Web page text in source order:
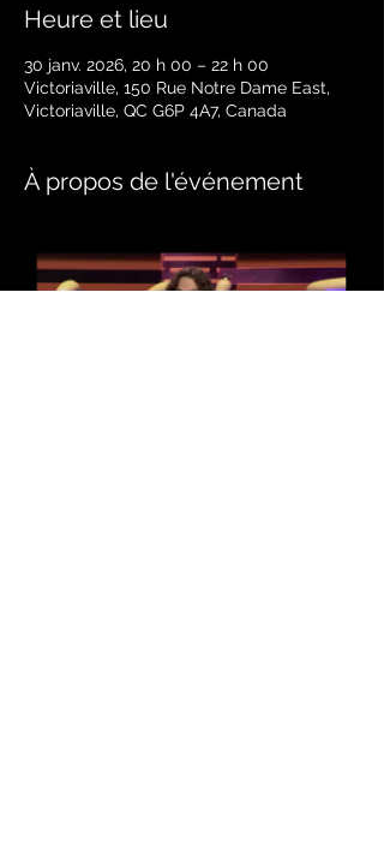
Heure et lieu
30 janv. 2026, 20 h 00 – 22 h 00
Victoriaville, 150 Rue Notre Dame East,
Victoriaville, QC G6P 4A7, Canada
À propos de l'événement